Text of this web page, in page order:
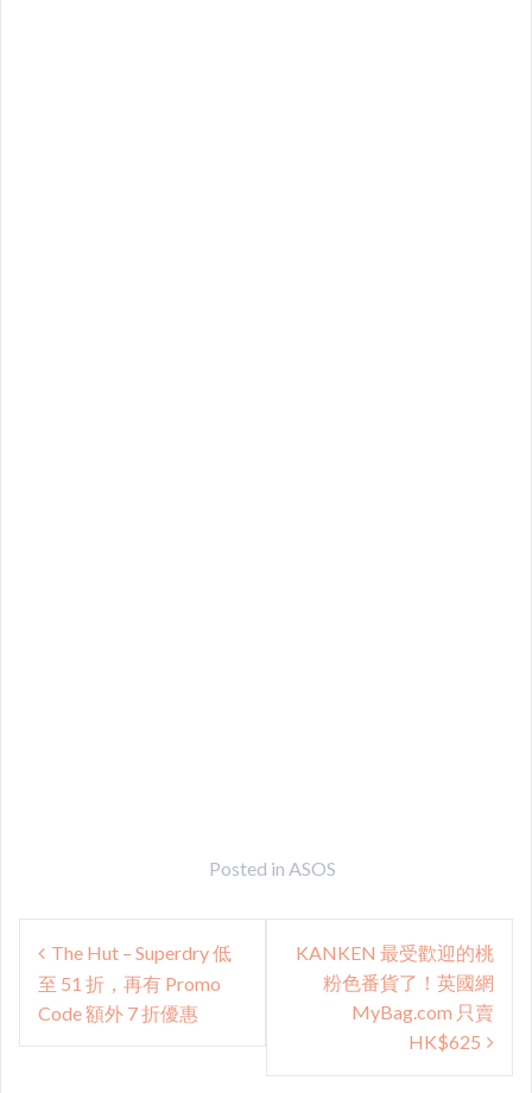
Posted in ASOS
Post
navigation
The Hut – Superdry 低
至 51 折，再有 Promo
Code 額外 7 折優惠
KANKEN 最受歡迎的桃
粉色番貨了！英國網
MyBag.com 只賣
HK$625